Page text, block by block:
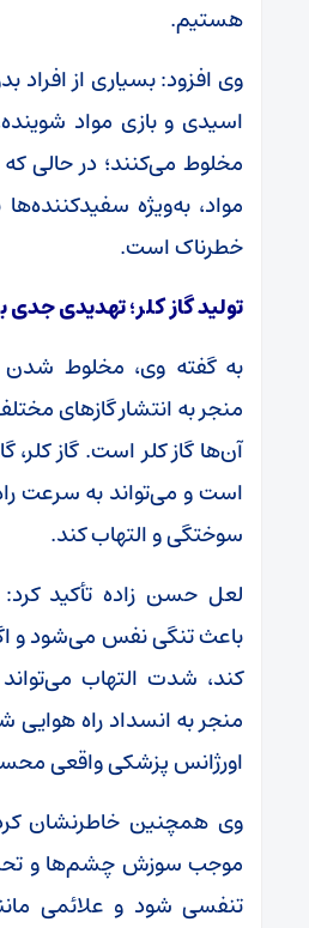
هستیم.
وی افزود: بسیاری از افراد
اسیدی و بازی مواد
مخلوط می‌کنند؛ در حالی
مواد، به‌ویژه سفیدکننده‌ها
خطرناک است.
تولید گاز کلر؛ تهدیدی
به گفته وی، مخلوط شدن
منجر به انتشار گازهای
آن‌ها گاز کلر است. گاز کلر،
است و می‌تواند به سرعت
سوختگی و التهاب کند.
لعل حسن زاده تأکید
باعث تنگی نفس می‌شود و
کند، شدت التهاب
منجر به انسداد راه
اورژانس پزشکی واقعی
وی همچنین خاطرنشان
موجب سوزش چشم‌ها و
تنفسی شود و علائمی